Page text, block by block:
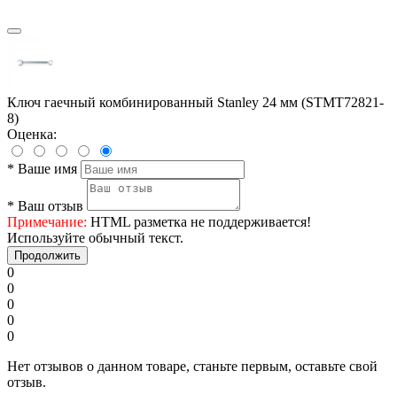
Ключ гаечный комбинированный Stanley 24 мм (STMT72821-
8)
Оценка:
* Ваше имя
* Ваш отзыв
Примечание: HTML разметка не поддерживается!
Используйте обычный текст.
Продолжить
0
0
0
0
0
Нет отзывов о данном товаре, станьте первым, оставьте свой
отзыв.